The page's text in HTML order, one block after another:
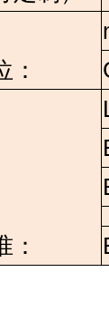
：
：